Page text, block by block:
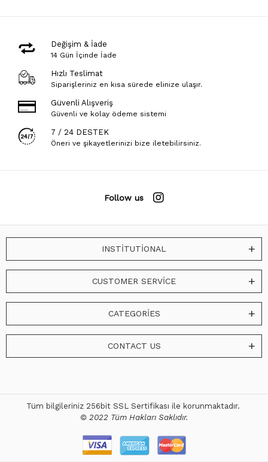
Değişim & İade
14 Gün İçinde İade
Hızlı Teslimat
Siparişleriniz en kısa sürede elinize ulaşır.
Güvenli Alışveriş
Güvenli ve kolay ödeme sistemi
7 / 24 DESTEK
Öneri ve şikayetlerinizi bize iletebilirsiniz.
Follow us
INSTİTUTİONAL
CUSTOMER SERVİCE
CATEGORİES
CONTACT US
Tüm bilgileriniz 256bit SSL Sertifikası ile korunmaktadır.
© 2022 Tüm Hakları Saklıdır.